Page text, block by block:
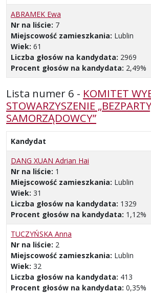
ABRAMEK Ewa
Nr na liście: 7
Miejscowość zamieszkania: Lublin
Wiek: 61
Liczba głosów na kandydata: 2969
Procent głosów na kandydata: 2,49%
Lista numer 6 - KOMITET
STOWARZYSZENIE
SAMORZĄDOWCY”
Kandydat
DANG XUAN Adrian Hai
Nr na liście: 1
Miejscowość zamieszkania: Lublin
Wiek: 31
Liczba głosów na kandydata: 1329
Procent głosów na kandydata: 1,12%
TUCZYŃSKA Anna
Nr na liście: 2
Miejscowość zamieszkania: Lublin
Wiek: 32
Liczba głosów na kandydata: 413
Procent głosów na kandydata: 0,35%